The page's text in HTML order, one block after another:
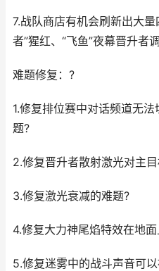
7.战队商店有机会刷新出大
者”猩红、“飞鱼”夜幕晋升者
难题修复：?
1.修复排位赛中对话频道无
题?
2.修复晋升者散射激光对主
3.修复激光衰减的难题?
4.修复大力神尾焰特效在地
5.修复迷雾中的战斗声音可